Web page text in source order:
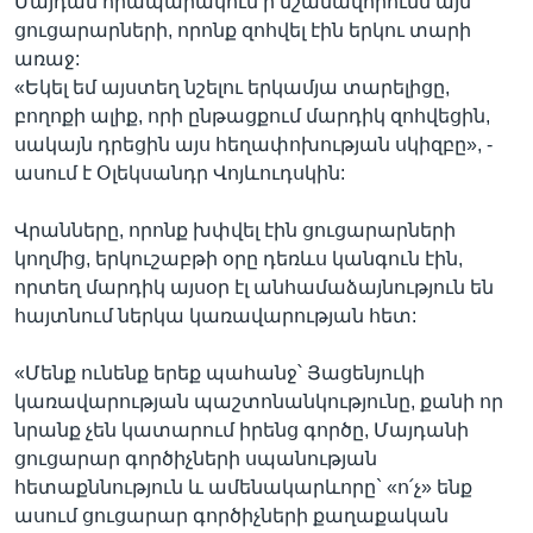
ցուցարարների, որոնք զոհվել էին երկու տարի
առաջ:
«Եկել եմ այստեղ նշելու երկամյա տարելիցը,
բողոքի ալիք, որի ընթացքում մարդիկ զոհվեցին,
սակայն դրեցին այս հեղափոխության սկիզբը», -
ասում է Օլեկսանդր Վոյևուդսկին:
Վրանները, որոնք խփվել էին ցուցարարների
կողմից, երկուշաբթի օրը դեռևս կանգուն էին,
որտեղ մարդիկ այսօր էլ անհամաձայնություն են
հայտնում ներկա կառավարության հետ:
«Մենք ունենք երեք պահանջ՝ Յացենյուկի
կառավարության պաշտոնանկությունը, քանի որ
նրանք չեն կատարում իրենց գործը, Մայդանի
ցուցարար գործիչների սպանության
հետաքննություն և ամենակարևորը` «ո՛չ» ենք
ասում ցուցարար գործիչների քաղաքական